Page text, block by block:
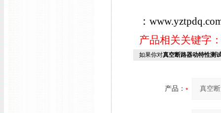
：
产品相关关键字
如果你对真空断路器动特性测
产品：